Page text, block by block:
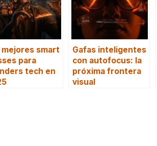
mejores smart
para
tech en
Gafas inteligentes
con autofocus: la
próxima frontera
visual